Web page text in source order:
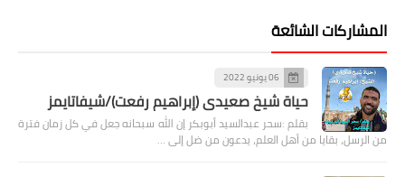
المشاركات الشائعة
06 يونيو 2022
حياة شيخ صعيدى (إبراهيم رفعت)/شيفاتايمز
بقلم :سحر عبدالسيد أبوبكر إن الله سبحانه جعل في كل زمان فترة
من الرسل، بقايا من أهل العلم، يدعون من ضل إلى …